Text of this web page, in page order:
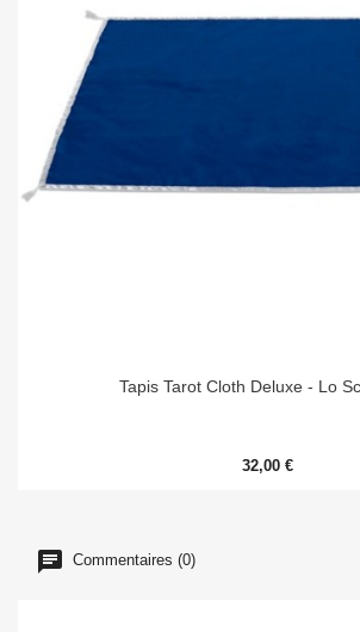
Tapis Tarot Cloth Deluxe - Lo
32,00 €
Commentaires (0)